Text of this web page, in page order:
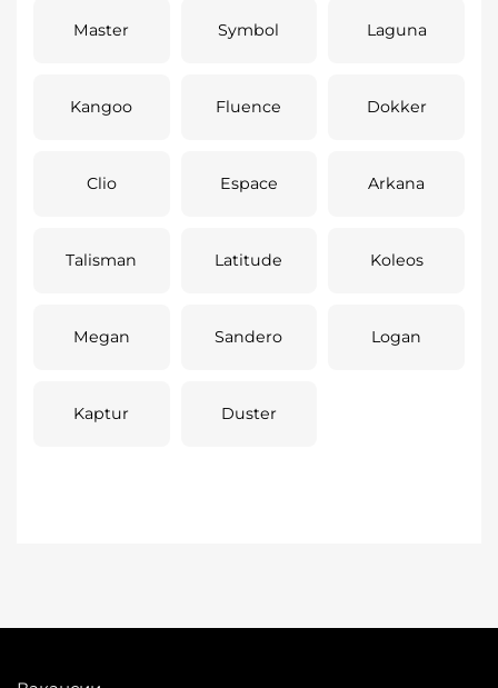
Master Symbol Laguna
Kangoo Fluence Dokker
Clio Espace Arkana
Talisman Latitude Koleos
Megan Sandero Logan
Kaptur Duster